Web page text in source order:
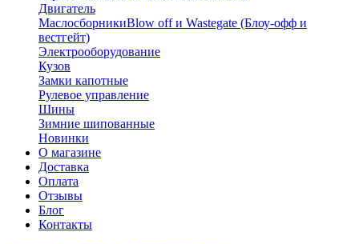
Двигатель
МаслосборникиBlow off и Wastegate (Блоу-офф и
вестгейт)
Электрооборудование
Кузов
Замки капотные
Рулевое управление
Шины
Зимние шипованные
Новинки
О магазине
Доставка
Оплата
Отзывы
Блог
Контакты